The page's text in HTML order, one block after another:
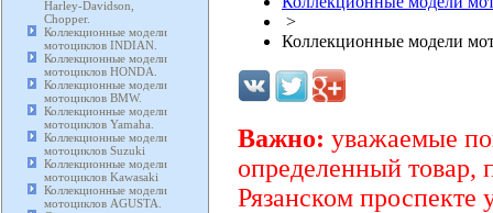
Harley-Davidson,
Chopper.
Коллекционные модели
мотоциклов INDIAN.
Коллекционные модели
мотоциклов HONDA.
Коллекционные модели
мотоциклов BMW.
Коллекционные модели
мотоциклов Yamaha.
Коллекционные модели
мотоциклов Suzuki
Коллекционные модели
мотоциклов Kawasaki
Коллекционные модели
мотоциклов AGUSTA.
>
Коллекционные модели
Важно: уважаемые
определенный товар,
Рязанском проспекте